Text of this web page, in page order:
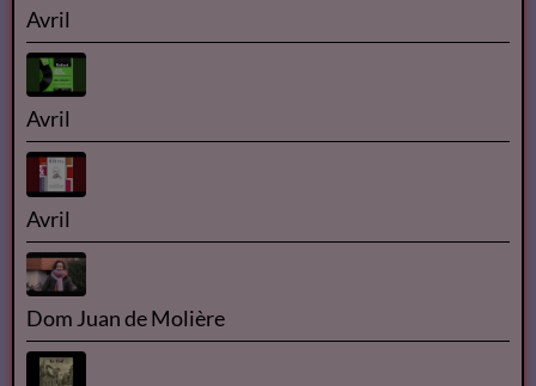
Avril
Avril
Avril
Dom Juan de Molière